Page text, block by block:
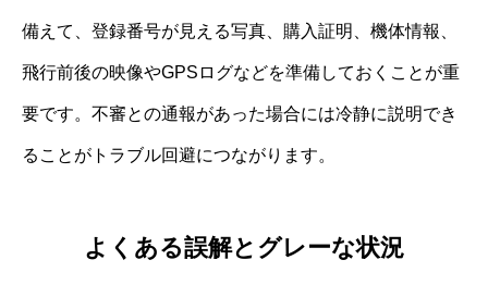
備えて、登録番号が見える写真、購入証明、機体情報、
飛行前後の映像やGPSログなどを準備しておくことが重
要です。不審との通報があった場合には冷静に説明でき
ることがトラブル回避につながります。
よくある誤解とグレーな状況